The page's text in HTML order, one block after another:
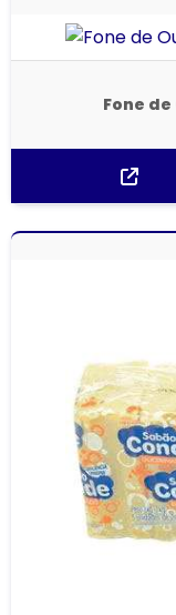
Fone